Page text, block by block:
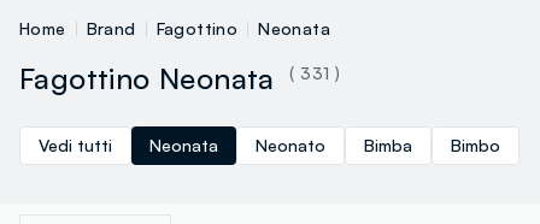
Home Brand Fagottino Neonata
Fagottino Neonata ( 331 )
Vedi tutti Neonata Neonato Bimba Bimbo